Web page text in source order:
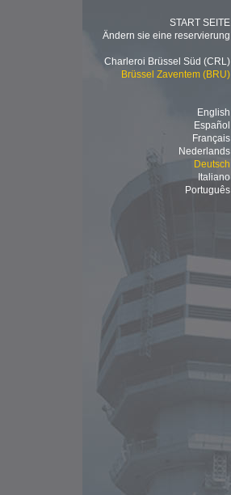
START SEITE
Ändern sie eine reservierung
Charleroi Brüssel Süd (CRL)
Brüssel Zaventem (BRU)
English
Español
Français
Nederlands
Deutsch
Italiano
Português